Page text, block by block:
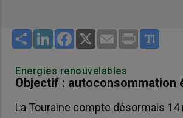
Share LinkedInFacebook
X Email Print
Energies renouvelables
Objectif : autoconsommation
La Touraine compte désormais